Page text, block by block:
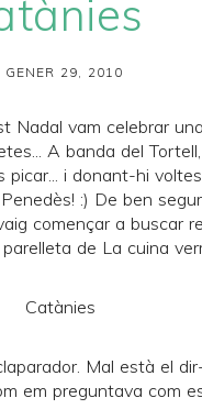
GENER 29, 2010
Nadal vam celebrar
A banda delTortell
i donant-hi
! :) De ben
començar a buscar
de La cuina
Mal està el
em preguntava com